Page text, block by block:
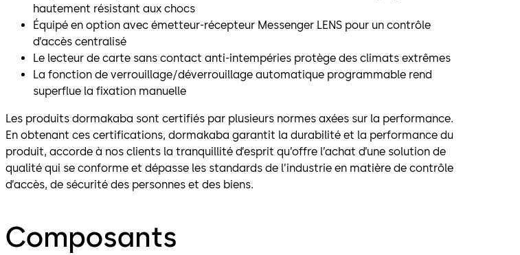
hautement résistant aux chocs
Équipé en option avec émetteur-récepteur Messenger LENS pour un contrôle
d’accès centralisé
Le lecteur de carte sans contact anti-intempéries protège des climats extrêmes
La fonction de verrouillage/déverrouillage automatique programmable rend
superflue la fixation manuelle
Les produits dormakaba sont certifiés par plusieurs normes axées sur la performance.
En obtenant ces certifications, dormakaba garantit la durabilité et la performance du
produit, accorde à nos clients la tranquillité d’esprit qu’offre l’achat d’une solution de
qualité qui se conforme et dépasse les standards de l’industrie en matière de contrôle
d’accès, de sécurité des personnes et des biens.
Composants